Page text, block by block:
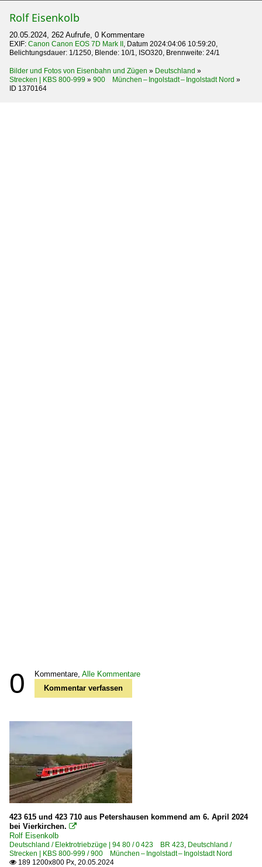
Rolf Eisenkolb
20.05.2024, 262 Aufrufe, 0 Kommentare
EXIF: Canon Canon EOS 7D Mark II, Datum 2024:04:06 10:59:20,
Belichtungsdauer: 1/1250, Blende: 10/1, ISO320, Brennweite: 24/1
Bilder und Fotos von Eisenbahn und Zügen » Deutschland »
Strecken | KBS 800-999 » 900 München – Ingolstadt – Ingolstadt Nord »
ID 1370164
0 Kommentare, Alle Kommentare
Kommentar verfassen
423 615 und 423 710 aus Petershausen kommend am 6. April 2024
bei Vierkirchen. 
Rolf Eisenkolb
Deutschland / Elektrotriebzüge | 94 80 / 0 423 BR 423, Deutschland /
Strecken | KBS 800-999 / 900 München – Ingolstadt – Ingolstadt Nord
 189 1200x800 Px, 20.05.2024